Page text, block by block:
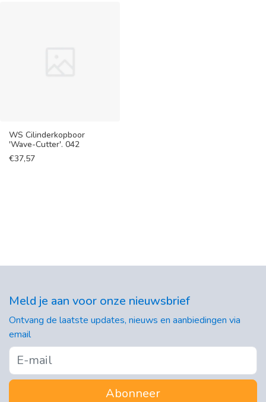
WS Cilinderkopboor
'Wave-Cutter'. 042
€37,57
Meld je aan voor onze nieuwsbrief
Ontvang de laatste updates, nieuws en aanbiedingen via
email
Abonneer